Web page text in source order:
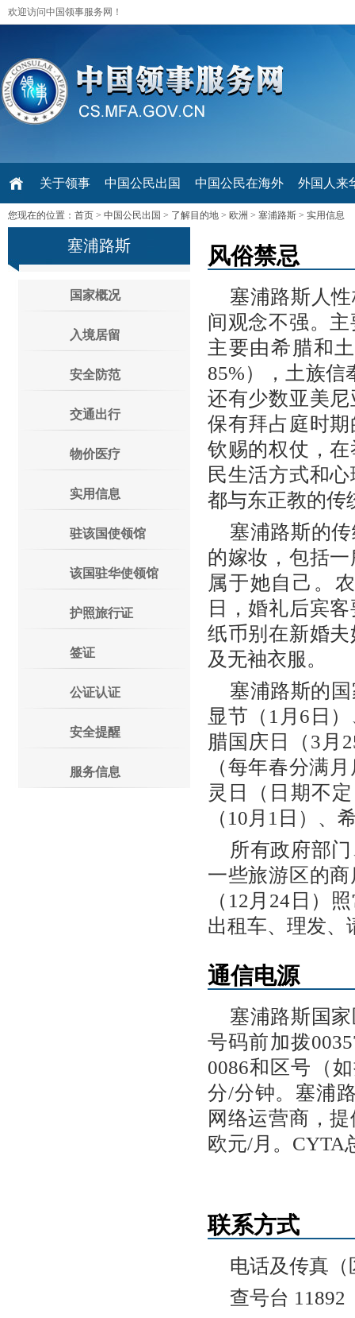
欢迎访问中国领事服务网！
关于领事 中国公民出国 中国公民在海外 外国人来
您现在的位置： 首页 > 中国公民出国 > 了解目的地 > 欧洲 > 塞浦路斯 > 实用信息
塞浦路斯
国家概况
入境居留
安全防范
交通出行
物价医疗
实用信息
驻该国使领馆
该国驻华使领馆
护照旅行证
签证
公证认证
安全提醒
服务信息
风俗禁忌
塞浦路斯人
间观念不强。
主要由希腊和
85%），土族信
还有少数亚美
保有拜占庭时
钦赐的权仗，
民生活方式和
都与东正教的传
塞浦路斯的
的嫁妆，包括
属于她自己。
日，婚礼后宾
纸币别在新婚
及无袖衣服。
塞浦路斯的
显节（1月6日
腊国庆日（3月
（每年春分满
灵日（日期不
（10月1日）、
所有政府部
一些旅游区的
（12月24日）
出租车、理发、
通信电源
塞浦路斯国
号码前加拨
0086和区号（
分/分钟。塞浦
网络运营商，
欧元/月。CYTA
联系方式
电话及传真（
查号台 11892